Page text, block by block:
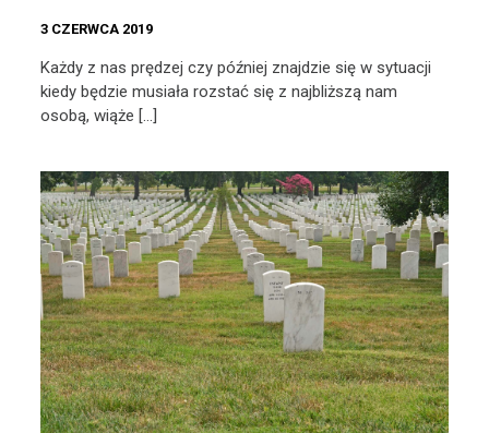
3 CZERWCA 2019
Każdy z nas prędzej czy później znajdzie się w sytuacji
kiedy będzie musiała rozstać się z najbliższą nam
osobą, wiąże […]